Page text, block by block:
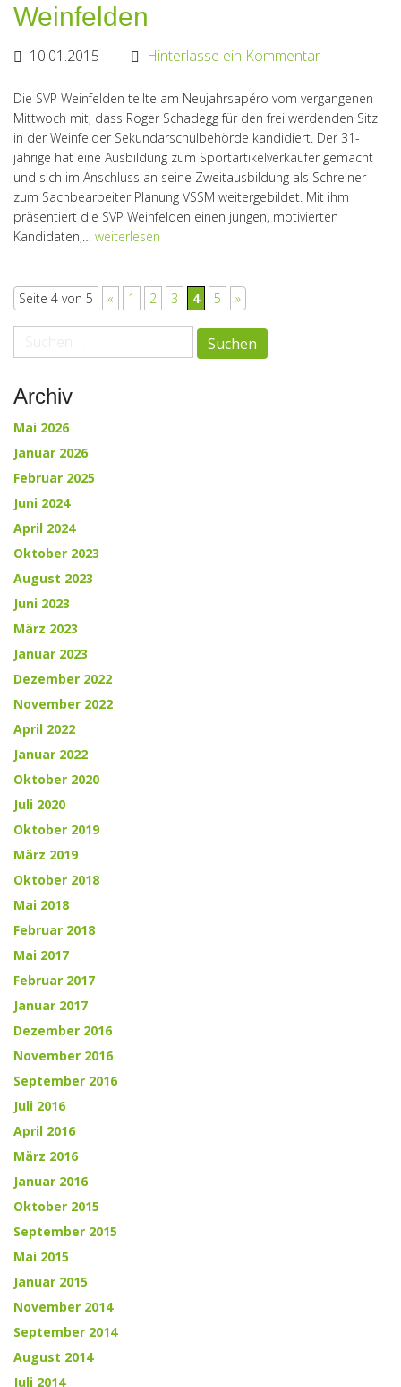
Weinfelden
10.01.2015 | Hinterlasse ein Kommentar
Die SVP Weinfelden teilte am Neujahrsapéro vom vergangenen
Mittwoch mit, dass Roger Schadegg für den frei werdenden Sitz
in der Weinfelder Sekundarschulbehörde kandidiert. Der 31-
jährige hat eine Ausbildung zum Sportartikelverkäufer gemacht
und sich im Anschluss an seine Zweitausbildung als Schreiner
zum Sachbearbeiter Planung VSSM weitergebildet. Mit ihm
präsentiert die SVP Weinfelden einen jungen, motivierten
Kandidaten,… weiterlesen
paging-
navigation
Seite 4 von 5 « 1 2 3 4 5 »
Archiv
Mai 2026
Januar 2026
Februar 2025
Juni 2024
April 2024
Oktober 2023
August 2023
Juni 2023
März 2023
Januar 2023
Dezember 2022
November 2022
April 2022
Januar 2022
Oktober 2020
Juli 2020
Oktober 2019
März 2019
Oktober 2018
Mai 2018
Februar 2018
Mai 2017
Februar 2017
Januar 2017
Dezember 2016
November 2016
September 2016
Juli 2016
April 2016
März 2016
Januar 2016
Oktober 2015
September 2015
Mai 2015
Januar 2015
November 2014
September 2014
August 2014
Juli 2014